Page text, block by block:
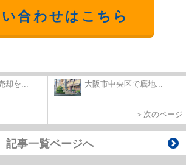
合わせはこちら
却を... 大阪市中央区で底地...
＞次のページ
記事一覧ページへ